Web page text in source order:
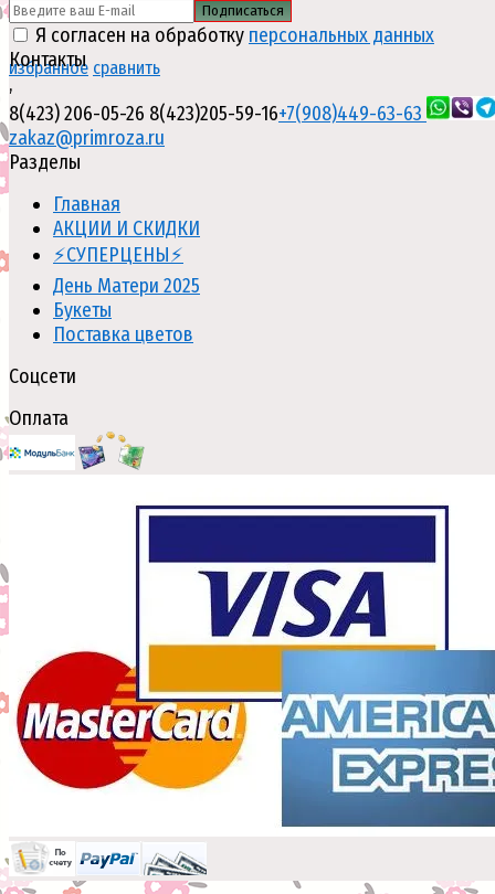
избранное сравнить
Подписаться
Я согласен на обработку персональных данных
Контакты
,
8(423) 206-05-26 8(423)205-59-16+7(908)449-63-63
zakaz@primroza.ru
Разделы
Главная
АКЦИИ И СКИДКИ
⚡СУПЕРЦЕНЫ⚡
День Матери 2025
Букеты
Поставка цветов
Соцсети
Оплата